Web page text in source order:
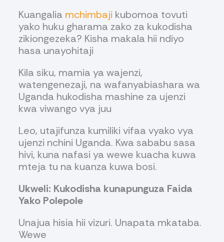
Kuangalia mchimbaji kubomoa tovuti
yako huku gharama zako za kukodisha
zikiongezeka? Kisha makala hii ndiyo
hasa unayohitaji
Kila siku, mamia ya wajenzi,
watengenezaji, na wafanyabiashara wa
Uganda hukodisha mashine za ujenzi
kwa viwango vya juu
Leo, utajifunza kumiliki vifaa vyako vya
ujenzi nchini Uganda. Kwa sababu sasa
hivi, kuna nafasi ya wewe kuacha kuwa
mteja tu na kuanza kuwa bosi.
Ukweli: Kukodisha kunapunguza Faida
Yako Polepole
Unajua hisia hii vizuri. Unapata mkataba.
Wewe